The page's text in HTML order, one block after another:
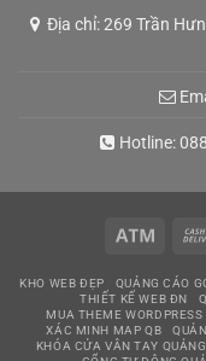
Địa chỉ: 269 Trần
Hotline:
Atm
KHO WEB ĐẸP QUẢNG CÁO
THIẾT KẾ WEB ĐN
MUA THEME WORDPRESS
XÁC MINH MAP QB
KHÓA CỬA VÂN TAY